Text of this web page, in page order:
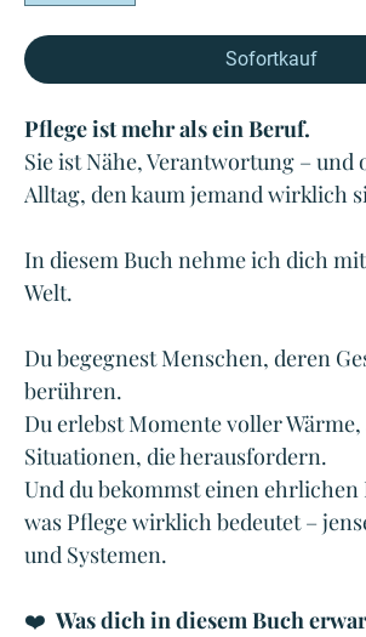
Sofortkauf
Pflege ist mehr als ein Beruf.
Sie ist Nähe, Verantwortung –
Alltag, den kaum jemand wirklich
In diesem Buch nehme ich dich
Welt.
Du begegnest Menschen, deren
berühren.
Du erlebst Momente voller
Situationen, die herausfordern.
Und du bekommst einen
was Pflege wirklich bedeutet –
und Systemen.
❤️ Was dich in diesem Buch